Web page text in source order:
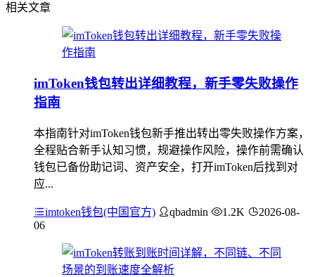
相关文章
imToken钱包转出详细教程，新手零失败操作
指南
本指南针对imToken钱包新手推出转出零失败操作方案，
全程贴合新手认知习惯，规避操作风险，操作前需确认
钱包已备份助记词、资产安全，打开imToken后找到对
应...
imtoken钱包(中国官方) qbadmin 1.2K
2026-08-
06